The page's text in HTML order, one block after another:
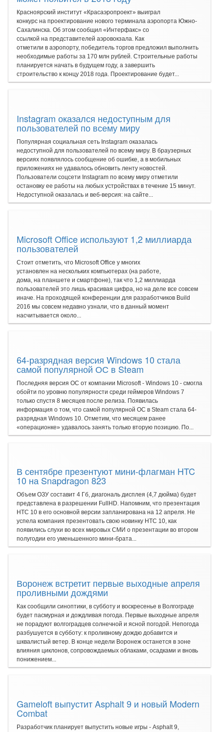
Красноярский институт «Красаэропроект» выиграл
конкурс на проектирование нового терминала аэропорта Южно-
Сахалинска. Об этом сообщил «Интерфакс» со
ссылкой на представителей аэровокзала. Как
отметили в аэропорту, победитель торгов предложил выполнить
необходимые работы за 170 млн рублей. Строительные работы
планируется начать в будущем году, а завершить
строительство к концу 2018 года. Проектирование будет...
Instagram оказался недоступным для
пользователей по всему миру
Популярная социальная сеть Instagram оказалась
недоступной для пользователей по всему миру. В браузерных
версиях появлялось сообщение об ошибке, а в мобильных
приложениях не удавалось обновить ленту новостей.
Пользователи соцсети Instagram по всему миру отметили
остановку ее работы на любых устройствах в течение 15 минут.
Недоступной оказалась и веб-версия: на сайте...
Microsoft Office используют 1,2 миллиарда
пользователей
Стоит отметить, что Microsoft Office у многих
установлен на нескольких компьютерах (на работе,
дома, на планшете и смартфоне), так что 1,2 миллиарда
пользователей это лишь красивая цифра, но на деле все совсем
иначе. На проходящей конференции для разработчиков Build
2016 мы совсем недавно узнали, что в данный момент
насчитывается около...
64-разрядная версия Windows 10 стала
самой популярной ОС в Steam
Последняя версия ОС от компании Microsoft - Windows 10 - смогла
обойти по уровню популярности среди геймеров Windows 7
только спустя 8 месяцев после релиза. Появилась
информация о том, что самой популярной ОС в Steam стала 64-
разрядная Windows 10. Отметим, что месяцем ранее
«операционке» удавалось занять только вторую позицию. По...
В сентябре презентуют мини-флагман HTC
10 на Snapdragon 823
Объем ОЗУ составит 4 Гб, диагональ дисплея (4,7 дюйма) будет
представлена в разрешении FullHD. Напомним, что презентация
HTC 10 в его основной версии запланирована на 12 апреля. Не
успела компания презентовать свою новинку HTC 10, как
появились слухи во всех мировых СМИ о презентации во втором
полугодии его уменьшенного мини-брата...
Воронеж встретит первые выходные апреля
проливными дождями
Как сообщили синоптики, в субботу и воскресенье в Волгограде
будет пасмурная и дождливая погода. Первые выходные апреля
не порадуют волгоградцев солнечной и ясной погодой. Непогода
разбушуется в субботу: к проливному дождю добавится и
шквалистый ветер. В конце недели Воронеж останется в зоне
влияния циклонов, сопровождаемых облаками, осадками и вновь
понижением...
Gameloft выпустит Asphalt 9 и новый Modern
Combat
Разработчик планирует выпустить новые игры - Asphalt 9,